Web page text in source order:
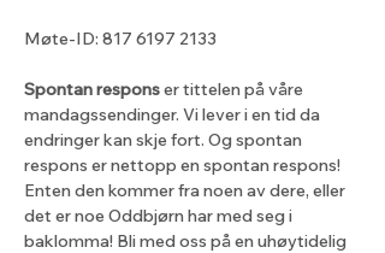
Møte-ID: 817 6197 2133
Spontan respons er tittelen på våre
mandagssendinger. Vi lever i en tid da
endringer kan skje fort. Og spontan
respons er nettopp en spontan respons!
Enten den kommer fra noen av dere, eller
det er noe Oddbjørn har med seg i
baklomma! Bli med oss på en uhøytidelig